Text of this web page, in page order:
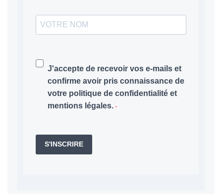
J'accepte de recevoir vos e-mails et
confirme avoir pris connaissance de
votre politique de confidentialité et
mentions légales.
S'INSCRIRE